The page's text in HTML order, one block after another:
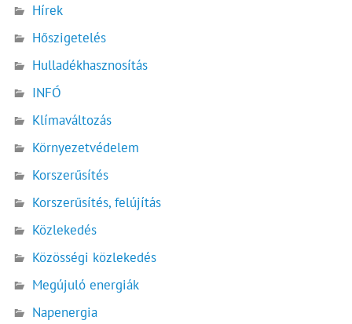
Hírek
Hőszigetelés
Hulladékhasznosítás
INFÓ
Klímaváltozás
Környezetvédelem
Korszerűsítés
Korszerűsítés, felújítás
Közlekedés
Közösségi közlekedés
Megújuló energiák
Napenergia